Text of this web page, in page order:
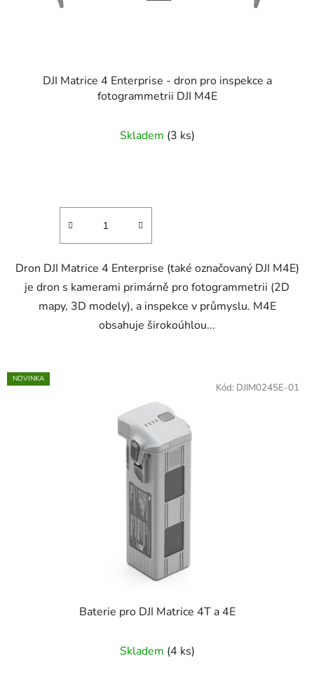
DJI Matrice 4 Enterprise - dron pro inspekce a
fotogrammetrii DJI M4E
hodnocení
Skladem (3 ks)
Dron DJI Matrice 4 Enterprise (také označovaný DJI M4E)
je dron s kamerami primárně pro fotogrammetrii (2D
mapy, 3D modely), a inspekce v průmyslu. M4E
obsahuje širokoúhlou...
NOVINKA
Baterie pro DJI Matrice 4T a 4E
hodnocení
Skladem (4 ks)
Kód: DJIM0245E-01